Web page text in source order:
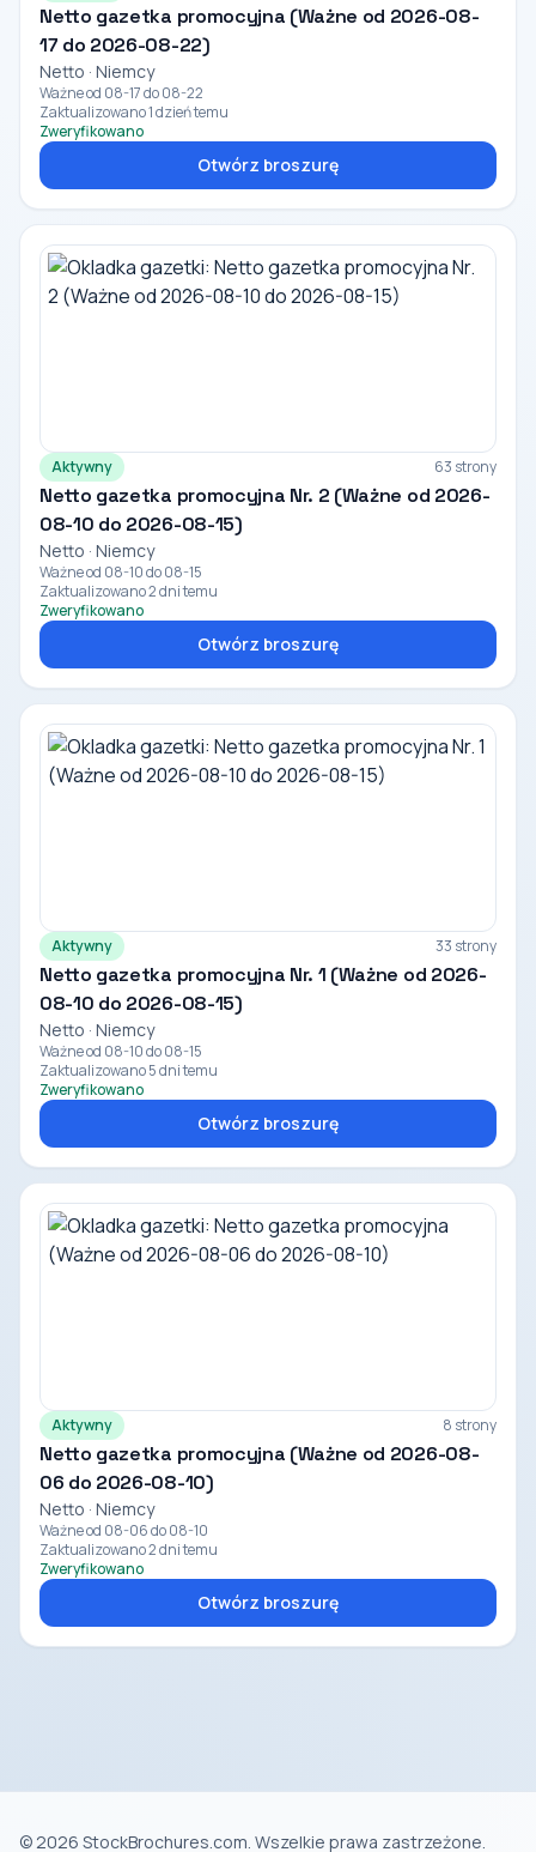
Netto gazetka promocyjna (Ważne od 2026-08-
17 do 2026-08-22)
Netto · Niemcy
Ważne od 08-17 do 08-22
Zaktualizowano 1 dzień temu
Zweryfikowano
Otwórz broszurę
Aktywny 63 strony
Netto gazetka promocyjna Nr. 2 (Ważne od 2026-
08-10 do 2026-08-15)
Netto · Niemcy
Ważne od 08-10 do 08-15
Zaktualizowano 2 dni temu
Zweryfikowano
Otwórz broszurę
Aktywny 33 strony
Netto gazetka promocyjna Nr. 1 (Ważne od 2026-
08-10 do 2026-08-15)
Netto · Niemcy
Ważne od 08-10 do 08-15
Zaktualizowano 5 dni temu
Zweryfikowano
Otwórz broszurę
Aktywny 8 strony
Netto gazetka promocyjna (Ważne od 2026-08-
06 do 2026-08-10)
Netto · Niemcy
Ważne od 08-06 do 08-10
Zaktualizowano 2 dni temu
Zweryfikowano
Otwórz broszurę
© 2026 StockBrochures.com. Wszelkie prawa zastrzeżone.